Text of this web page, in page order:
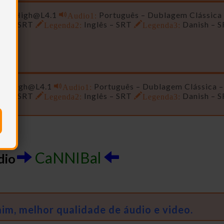
/ High@L4.1 Audio1: Português – Dublagem
– SRT Legenda2: Inglês – SRT Legenda3: Danish –
/ High@L4.1 Audio1: Português – Dublagem Clássica
– SRT Legenda2: Inglês – SRT Legenda3: Danish –
CaNNIBal
melhor qualidade de áudio e video.